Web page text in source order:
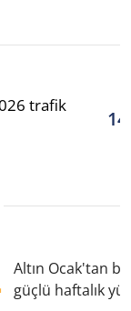
trafik
Altın Ocak'tan
güçlü haftalık